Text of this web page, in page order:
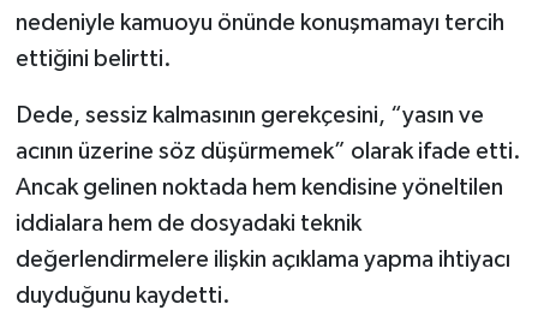
nedeniyle kamuoyu önünde konuşmamayı tercih
ettiğini belirtti.
Dede, sessiz kalmasının gerekçesini, “yasın ve
acının üzerine söz düşürmemek” olarak ifade etti.
Ancak gelinen noktada hem kendisine yöneltilen
iddialara hem de dosyadaki teknik
değerlendirmelere ilişkin açıklama yapma ihtiyacı
duyduğunu kaydetti.